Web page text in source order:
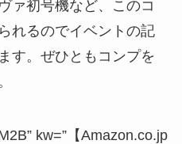
ァ初号機など、このコ
れるのでイベントの記
す。ぜひともコンプを
kw=”【Amazon.co.jp